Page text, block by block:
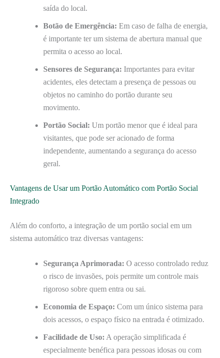
saída do local.
Botão de Emergência: Em caso de falha de energia,
é importante ter um sistema de abertura manual que
permita o acesso ao local.
Sensores de Segurança: Importantes para evitar
acidentes, eles detectam a presença de pessoas ou
objetos no caminho do portão durante seu
movimento.
Portão Social: Um portão menor que é ideal para
visitantes, que pode ser acionado de forma
independente, aumentando a segurança do acesso
geral.
Vantagens de Usar um Portão Automático com Portão Social
Integrado
Além do conforto, a integração de um portão social em um
sistema automático traz diversas vantagens:
Segurança Aprimorada: O acesso controlado reduz
o risco de invasões, pois permite um controle mais
rigoroso sobre quem entra ou sai.
Economia de Espaço: Com um único sistema para
dois acessos, o espaço físico na entrada é otimizado.
Facilidade de Uso: A operação simplificada é
especialmente benéfica para pessoas idosas ou com